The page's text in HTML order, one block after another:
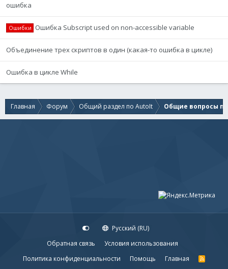
ошибка
Ошибки Ошибка Subscript used on non-accessible variable
Объединение трех скриптов в один (какая-то ошибка в цикле)
Ошибка в цикле While
Главная Форум Общий раздел по AutoIt Общие вопросы
Русский (RU)
Обратная связь
Условия использования
Политика конфиденциальности
Помощь Главная
R
S